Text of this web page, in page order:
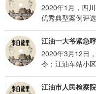
2020年1月，四
优秀典型案例评
江油一大爷紧急
2020年3月12日
令：江油车站小
江油市人民检察